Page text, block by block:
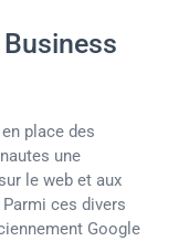
Business
place des
une
le web et aux
ces divers
Google